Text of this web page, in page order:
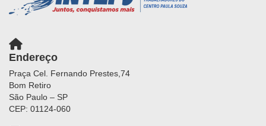
Endereço
Praça Cel. Fernando Prestes,74
Bom Retiro
São Paulo – SP
CEP: 01124-060